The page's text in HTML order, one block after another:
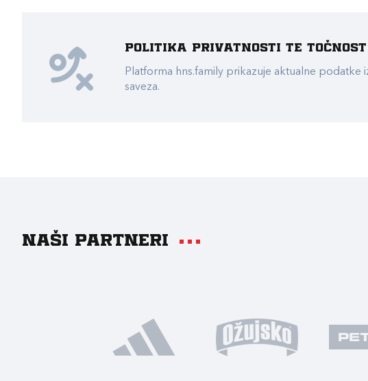
Politika privatnosti te točnost
Platforma hns.family prikazuje aktualne
saveza.
Naši partneri